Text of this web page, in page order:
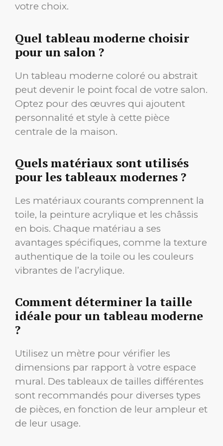
votre choix.
Quel tableau moderne choisir
pour un salon ?
Un tableau moderne coloré ou abstrait
peut devenir le point focal de votre salon.
Optez pour des œuvres qui ajoutent
personnalité et style à cette pièce
centrale de la maison.
Quels matériaux sont utilisés
pour les tableaux modernes ?
Les matériaux courants comprennent la
toile, la peinture acrylique et les châssis
en bois. Chaque matériau a ses
avantages spécifiques, comme la texture
authentique de la toile ou les couleurs
vibrantes de l’acrylique.
Comment déterminer la taille
idéale pour un tableau moderne
?
Utilisez un mètre pour vérifier les
dimensions par rapport à votre espace
mural. Des tableaux de tailles différentes
sont recommandés pour diverses types
de pièces, en fonction de leur ampleur et
de leur usage.